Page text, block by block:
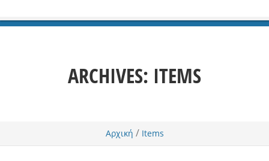
ARCHIVES: ITEMS
Αρχική / Items